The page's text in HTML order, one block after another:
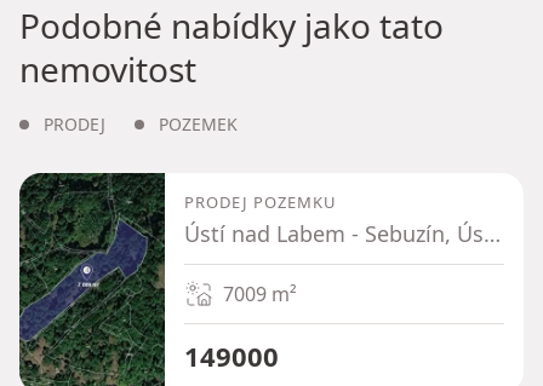
Podobné nabídky jako tato
nemovitost
PRODEJ POZEMEK
PRODEJ POZEMKU
Ústí nad Labem - Sebuzín, Ústecký kraj
7009 m²
149000